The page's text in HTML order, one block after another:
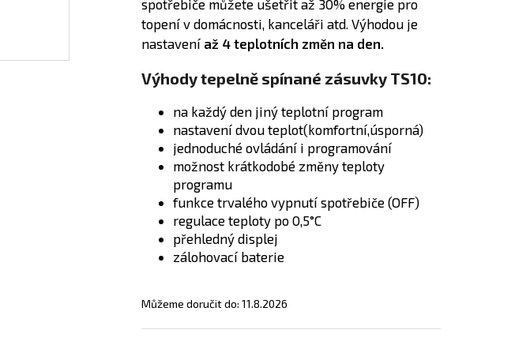
spotřebiče můžete ušetřit až 30% energie pro
topení v domácnosti, kanceláři atd. Výhodou je
nastavení až 4 teplotních změn na den.
Výhody tepelně spínané zásuvky TS10:
na každý den jiný teplotní program
nastavení dvou teplot(komfortní,úsporná)
jednoduché ovládání i programování
možnost krátkodobé změny teploty
programu
funkce trvalého vypnutí spotřebiče (OFF)
regulace teploty po 0,5°C
přehledný displej
zálohovací baterie
Můžeme doručit do: 11.8.2026
TOPNÝ INFRAPANEL S OBRAZEM - 138